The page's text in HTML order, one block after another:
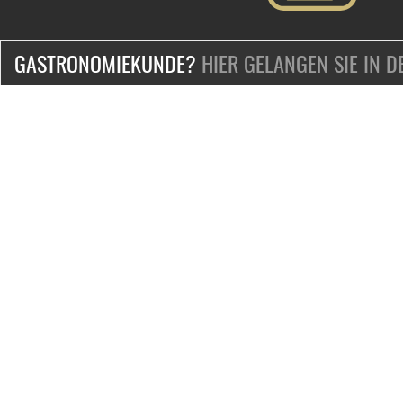
GASTRONOMIEKUNDE? HIER GELANGEN SIE IN